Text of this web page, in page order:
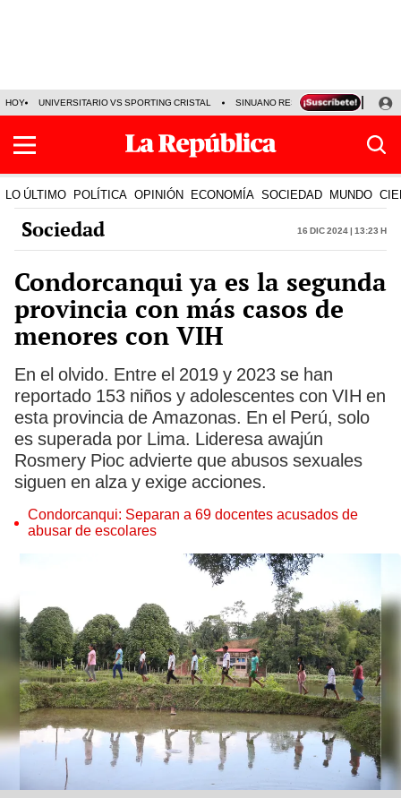
HOY UNIVERSITARIO VS SPORTING CRISTAL SINUANO RESULTADOS HOY
LO ÚLTIMO POLÍTICA OPINIÓN ECONOMÍA SOCIEDAD MUNDO
Sociedad 16 Dic 2024 | 13:23 h
Condorcanqui ya es la segunda
provincia con más casos de
menores con VIH
En el olvido. Entre el 2019 y 2023 se han
reportado 153 niños y adolescentes con VIH en
esta provincia de Amazonas. En el Perú, solo
es superada por Lima. Lideresa awajún
Rosmery Pioc advierte que abusos sexuales
siguen en alza y exige acciones.
Condorcanqui: Separan a 69 docentes acusados de
abusar de escolares